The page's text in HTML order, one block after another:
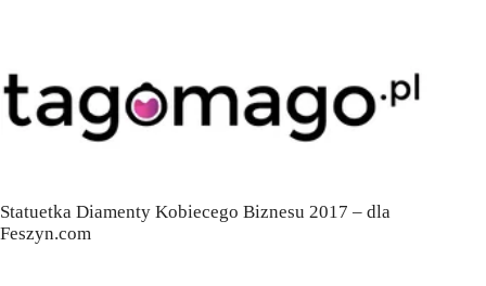
Statuetka Diamenty Kobiecego Biznesu 2017 – dla
Feszyn.com